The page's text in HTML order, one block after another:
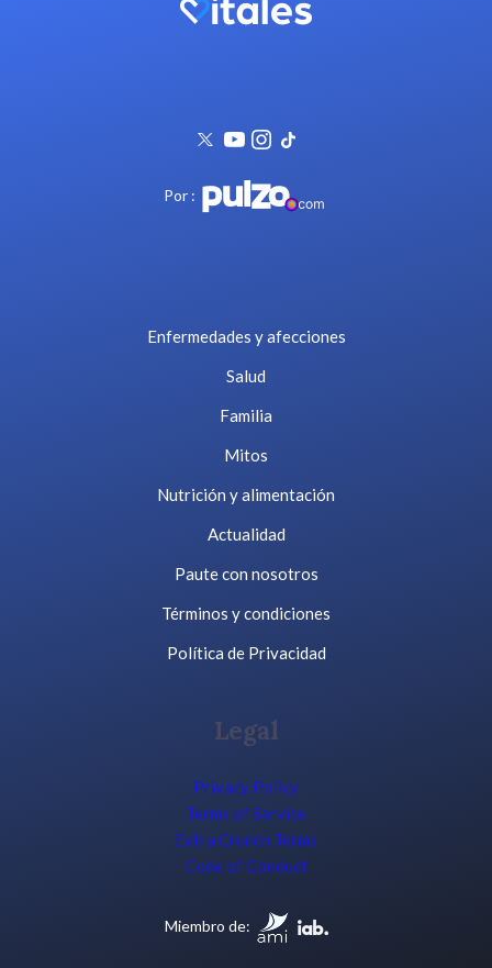
Por :
Enfermedades y afecciones
Salud
Familia
Mitos
Nutrición y alimentación
Actualidad
Paute con nosotros
Términos y condiciones
Política de Privacidad
Legal
Privacy Policy
Terms of Service
Extra Crunch Terms
Code of Conduct
Miembro de: